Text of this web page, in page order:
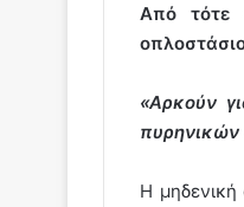
Από τότε
«Αρκούν
Η